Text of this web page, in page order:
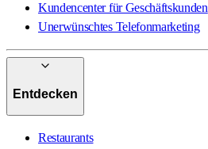
Kundencenter für Geschäftskunden
Unerwünschtes Telefonmarketing
Entdecken
Restaurants